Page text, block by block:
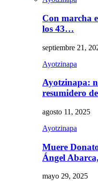
Con marcha
los 43…
septiembre 21,
Ayotzinapa
Ayotzinapa:
resumidero
agosto 11, 2025
Ayotzinapa
Muere
Ángel
mayo 29, 2025